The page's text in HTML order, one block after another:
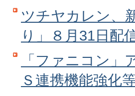
ツチヤカレン、
り」８月31日配
「ファニコン」
Ｓ連携機能強化